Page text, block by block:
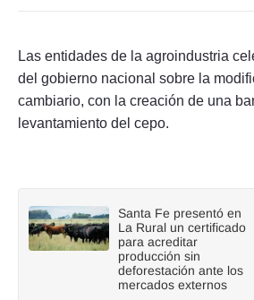
Las entidades de la agroindustria
del gobierno nacional sobre la
cambiario, con la creación de una
levantamiento del cepo.
Santa Fe presentó en
La Rural un certificado
para acreditar
producción sin
deforestación ante los
mercados externos